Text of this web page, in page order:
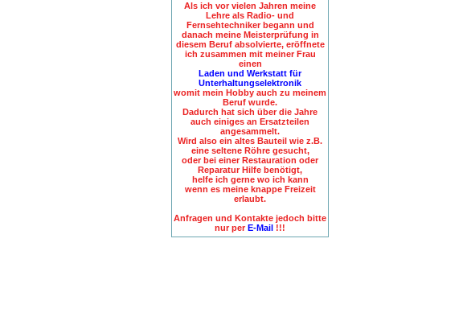
Als ich vor vielen Jahren meine
Lehre als Radio- und
Fernsehtechniker begann und
danach meine Meisterprüfung in
diesem Beruf absolvierte, eröffnete
ich zusammen mit meiner Frau
einen
Laden und Werkstatt für
Unterhaltungselektronik
womit mein Hobby auch zu meinem
Beruf wurde.
Dadurch hat sich über die Jahre
auch einiges an Ersatzteilen
angesammelt.
Wird also ein altes Bauteil wie z.B.
eine seltene Röhre gesucht,
oder bei einer Restauration oder
Reparatur Hilfe benötigt,
helfe ich gerne wo ich kann
wenn es meine knappe Freizeit
erlaubt.
Anfragen und Kontakte jedoch bitte
nur per E-Mail !!!